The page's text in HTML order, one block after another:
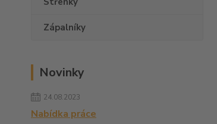
Zápalníky
Novinky
24.08.2023
Nabídka práce